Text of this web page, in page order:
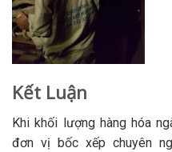
Kết Luận
Khi khối lượng hàng hóa
đơn vị bốc xếp chuyên